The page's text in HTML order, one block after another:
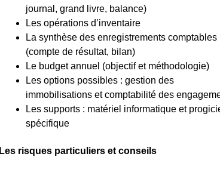
journal, grand livre, balance)
Les opérations d’inventaire
La synthèse des enregistrements comptables
(compte de résultat, bilan)
Le budget annuel (objectif et méthodologie)
Les options possibles : gestion des
immobilisations et comptabilité des
Les supports : matériel informatique et
spécifique
Les risques particuliers et conseils